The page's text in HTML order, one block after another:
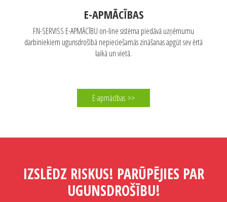
E-APMĀCĪBAS
darbiniekiem ugunsdrošībā nepieciešamās zināšanas apgūt sev ērtā
E-apmācības >>